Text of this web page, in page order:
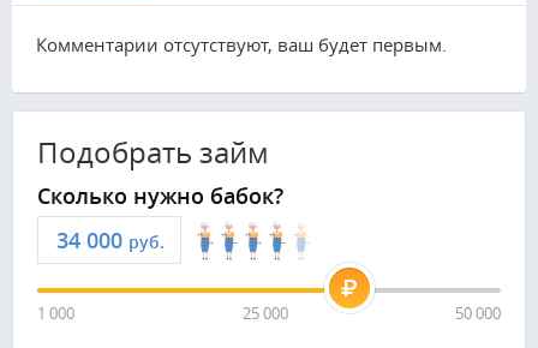
Комментарии отсутствуют, ваш будет первым.
Подобрать займ
Сколько нужно бабок?
руб.
1 000 25 000 50 000